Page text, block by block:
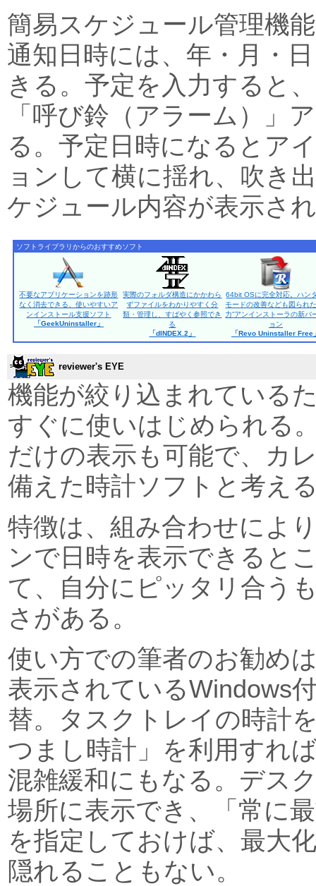
簡易スケジュール管理機
通知日時には、年・月・
きる。予定を入力すると
「呼び鈴（アラーム）」
る。予定日時になるとア
ョンして横に揺れ、吹き
ケジュール内容が表示さ
ソフトライブラリからのおすすめソフト
不要なアプリケーションを跡形
なく消去できる、使いやすいア
ンインストール支援ソフト
「GeekUninstaller」
実際のフォルダ構造にかかわら
ずファイルをわかりやすく分
類・管理し、すばやく参照でき
る
「dINDEX.2」
64bit OSに完全対応。ハン
モードの改善なども図られ
力”アンインストーラの新バ
ョン
「Revo Uninstaller Free
reviewer's EYE
機能が絞り込まれている
すぐに使いはじめられる
だけの表示も可能で、カ
備えた時計ソフトと考え
特徴は、組み合わせによ
ンで日時を表示できると
て、自分にピッタリ合う
さがある。
使い方での筆者のお勧め
表示されているWindows
替。タスクトレイの時計
つまし時計」を利用すれ
混雑緩和にもなる。デス
場所に表示でき、「常に
を指定しておけば、最大
隠れることもない。